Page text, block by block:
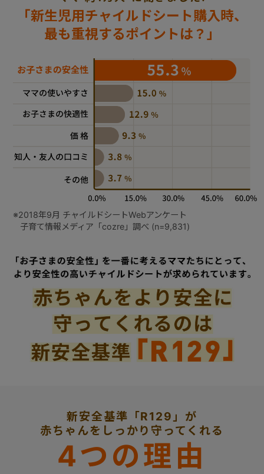
「新生児用チャイルドシート購入時、
最も重視するポイントは？」
※2018年9月 チャイルドシートWebアンケート
子育て情報メディア「cozre」調べ (n=9,831)
新安全基準「R129」が
赤ちゃんをしっかり守ってくれる
4つの理由